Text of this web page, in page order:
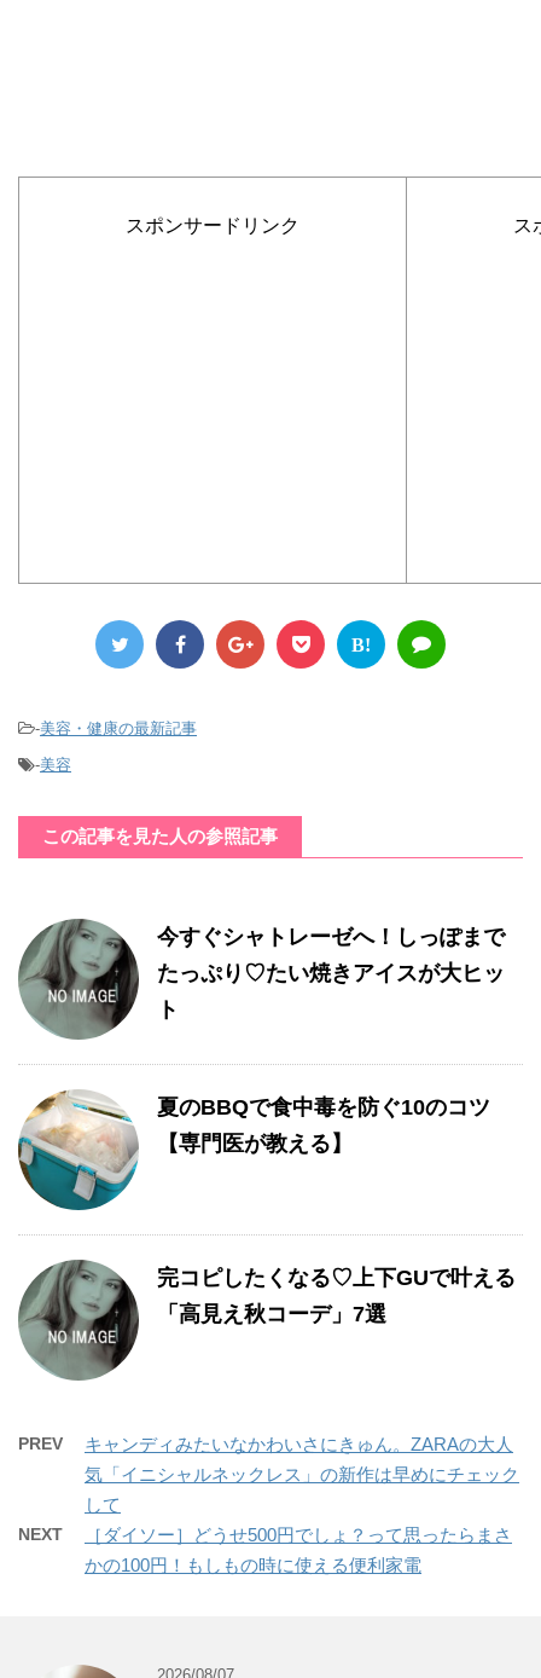
スポンサードリンク ス
B!
-美容・健康の最新記事
-美容
この記事を見た人の参照記事
今すぐシャトレーゼへ！しっぽまで
たっぷり♡たい焼きアイスが大ヒッ
ト
夏のBBQで食中毒を防ぐ10のコツ
【専門医が教える】
完コピしたくなる♡上下GUで叶える
「高見え秋コーデ」7選
PREV
キャンディみたいなかわいさにきゅん。ZARAの大人
気「イニシャルネックレス」の新作は早めにチェック
して
NEXT
［ダイソー］どうせ500円でしょ？って思ったらまさ
かの100円！もしもの時に使える便利家電